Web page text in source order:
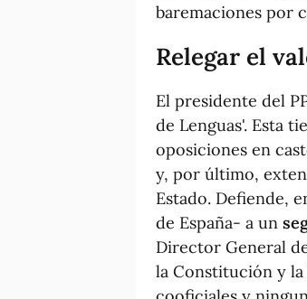
baremaciones por
Relegar el
El presidente del
de Lenguas'. Esta
oposiciones en
y, por último,
Estado. Defiende,
de España- a un
Director General
la Constitución y la